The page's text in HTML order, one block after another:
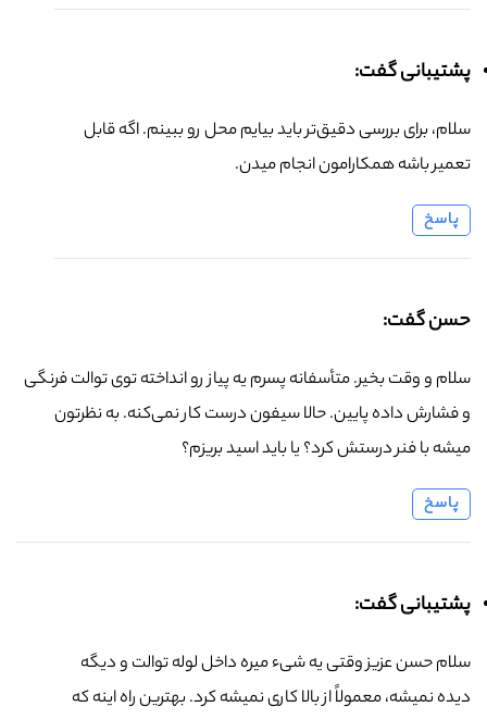
پشتیبانی گفت:
سلام، برای بررسی دقیق‌تر باید بیایم محل رو ببینم. اگه قابل
تعمیر باشه همکارامون انجام میدن.
پاسخ
حسن گفت:
سلام و وقت بخیر. متأسفانه پسرم یه پیاز رو انداخته توی توالت فرنگی
و فشارش داده پایین. حالا سیفون درست کار نمی‌کنه. به نظرتون
میشه با فنر درستش کرد؟ یا باید اسید بریزم؟
پاسخ
پشتیبانی گفت:
سلام حسن عزیز وقتی یه شیء میره داخل لوله توالت و دیگه
دیده نمیشه، معمولاً از بالا کاری نمیشه کرد. بهترین راه اینه که